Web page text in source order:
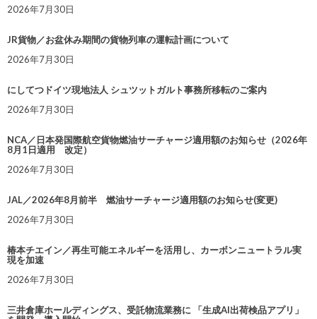
2026年7月30日
JR貨物／お盆休み期間の貨物列車の運転計画について
2026年7月30日
にしてつドイツ現地法人 シュツットガルト事務所移転のご案内
2026年7月30日
NCA／日本発国際航空貨物燃油サーチャージ適用額のお知らせ（2026年
8月1日適用 改定）
2026年7月30日
JAL／2026年8月前半 燃油サーチャージ適用額のお知らせ(変更)
2026年7月30日
椿本チエイン／再生可能エネルギーを活用し、カーボンニュートラル実
現を加速
2026年7月30日
三井倉庫ホールディングス、受託物流業務に 「生成AI出荷検品アプリ」